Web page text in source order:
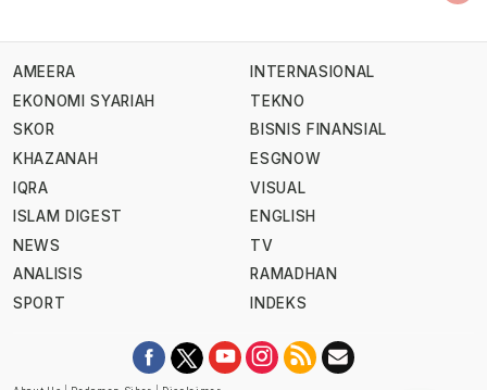
AMEERA
EKONOMI SYARIAH
SKOR
KHAZANAH
IQRA
ISLAM DIGEST
NEWS
ANALISIS
SPORT
INTERNASIONAL
TEKNO
BISNIS FINANSIAL
ESGNOW
VISUAL
ENGLISH
TV
RAMADHAN
INDEKS